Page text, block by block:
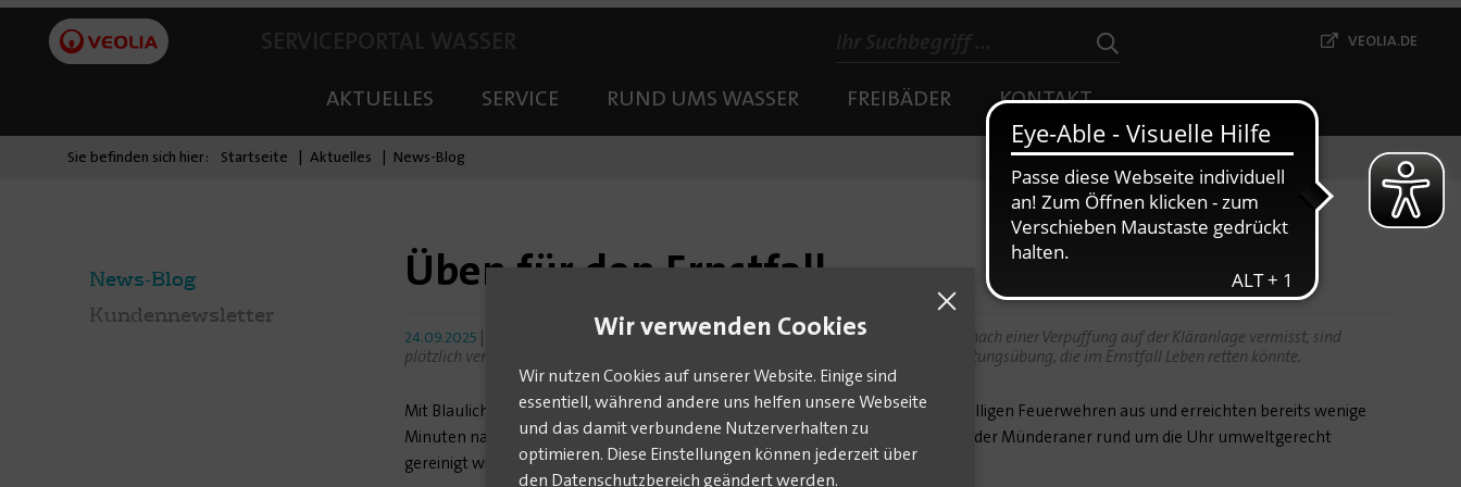
VEOLIA.DE
AKTUELLES SERVICE RUND UMS WASSER FREIBÄDER KONTAKT
Sie befinden sich hier: Startseite Aktuelles News-Blog
News-Blog
Kundennewsletter
Üben für den Ernstfall
24.09.2025 |
Ein Notfall auf der Kläranlage in Bad Münder: Zwei Mitarbeiter werden nach einer Verpuffung auf der Kläranlage vermisst, sind
plötzlich verschwunden. Die Feuerwehr wird informiert und rückt sofort aus. Eine Rettungsübung, die im Ernstfall Leben retten könnte.
Mit Blaulicht und Sirenen rückten die Kameradinnen und Kameraden der Freiwilligen Feuerwehren aus und erreichten bereits wenige
Minuten nach der Alarmierung die Kläranlage am Osterberg, wo das Abwasser der Münderaner rund um die Uhr umweltgerecht
gereinigt wird. Neun Fahrzeuge mit 39 Feuerwehrleuten. Ein Großaufgebot.
Wir verwenden Cookies
Wir nutzen Cookies auf unserer Website. Einige sind
essentiell, während andere uns helfen unsere Webseite
und das damit verbundene Nutzerverhalten zu
optimieren. Diese Einstellungen können jederzeit über
den Datenschutzbereich geändert werden.